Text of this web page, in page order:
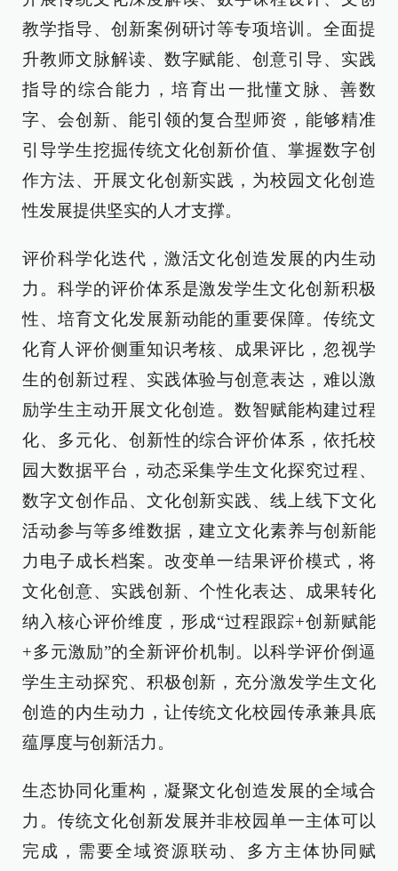
教学指导、创新案例研讨等专项培训。全面提
升教师文脉解读、数字赋能、创意引导、实践
指导的综合能力，培育出一批懂文脉、善数
字、会创新、能引领的复合型师资，能够精准
引导学生挖掘传统文化创新价值、掌握数字创
作方法、开展文化创新实践，为校园文化创造
性发展提供坚实的人才支撑。
评价科学化迭代，激活文化创造发展的内生动
力。科学的评价体系是激发学生文化创新积极
性、培育文化发展新动能的重要保障。传统文
化育人评价侧重知识考核、成果评比，忽视学
生的创新过程、实践体验与创意表达，难以激
励学生主动开展文化创造。数智赋能构建过程
化、多元化、创新性的综合评价体系，依托校
园大数据平台，动态采集学生文化探究过程、
数字文创作品、文化创新实践、线上线下文化
活动参与等多维数据，建立文化素养与创新能
力电子成长档案。改变单一结果评价模式，将
文化创意、实践创新、个性化表达、成果转化
纳入核心评价维度，形成“过程跟踪+创新赋能
+多元激励”的全新评价机制。以科学评价倒逼
学生主动探究、积极创新，充分激发学生文化
创造的内生动力，让传统文化校园传承兼具底
蕴厚度与创新活力。
生态协同化重构，凝聚文化创造发展的全域合
力。传统文化创新发展并非校园单一主体可以
完成，需要全域资源联动、多方主体协同赋